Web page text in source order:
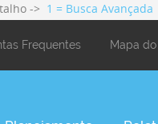
-> 1 = Busca Avançada
Frequentes Mapa